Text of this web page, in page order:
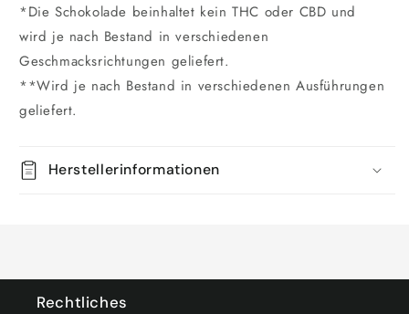
*Die Schokolade beinhaltet kein THC oder CBD und
wird je nach Bestand in verschiedenen
Geschmacksrichtungen geliefert.
**Wird je nach Bestand in verschiedenen Ausführungen
geliefert.
Herstellerinformationen
Rechtliches